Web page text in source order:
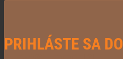
PRIHLÁSTE SA DO